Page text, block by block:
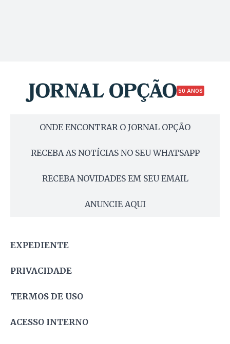
50 ANOS
ONDE ENCONTRAR O JORNAL OPÇÃO
RECEBA AS NOTÍCIAS NO SEU WHATSAPP
RECEBA NOVIDADES EM SEU EMAIL
ANUNCIE AQUI
EXPEDIENTE
PRIVACIDADE
TERMOS DE USO
ACESSO INTERNO